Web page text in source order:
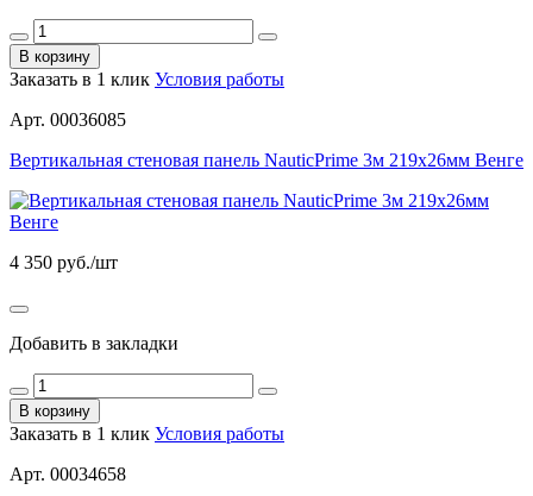
В корзину
Заказать в 1 клик Условия работы
Арт. 00036085
Вертикальная стеновая панель NauticPrime 3м 219х26мм Венге
4 350 руб./шт
Добавить в закладки
В корзину
Заказать в 1 клик Условия работы
Арт. 00034658